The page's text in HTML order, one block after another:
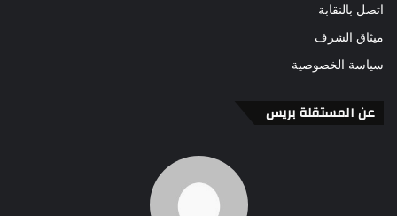
اتصل بالنقابة
ميثاق الشرف
سياسة الخصوصية
عن المستقلة بريس